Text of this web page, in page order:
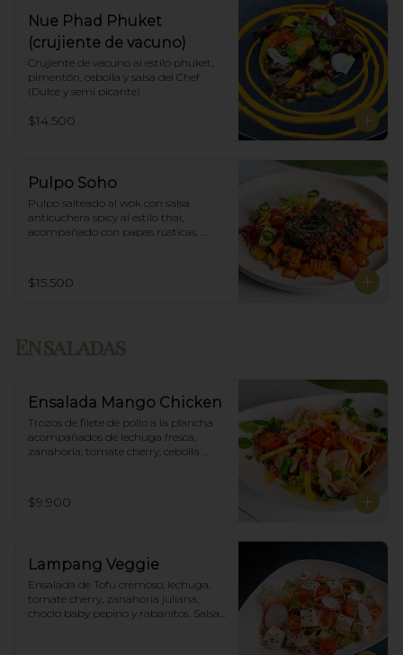
Nue Phad Phuket
(crujiente de vacuno)
Crujiente de vacuno al estilo phuket,
pimentón, cebolla y salsa del Chef
(Dulce y semi picante)
$14.500
Pulpo Soho
Pulpo salteado al wok con salsa
anticuchera spicy al estilo thai,
acompañado con papas rústicas,
$15.500
Ensaladas
Ensalada Mango Chicken
Trozos de filete de pollo a la plancha
acompañados de lechuga fresca,
zanahoria, tomate cherry, cebolla
$9.900
Lampang Veggie
Ensalada de Tofu cremoso, lechuga,
tomate cherry, zanahoria juliana,
choclo baby pepino y rabanitos. Salsa